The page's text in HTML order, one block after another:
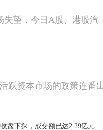
失望，今日A股、港股汽
跃资本市场的政策连番出
盘下探，成交额已达2.29亿元